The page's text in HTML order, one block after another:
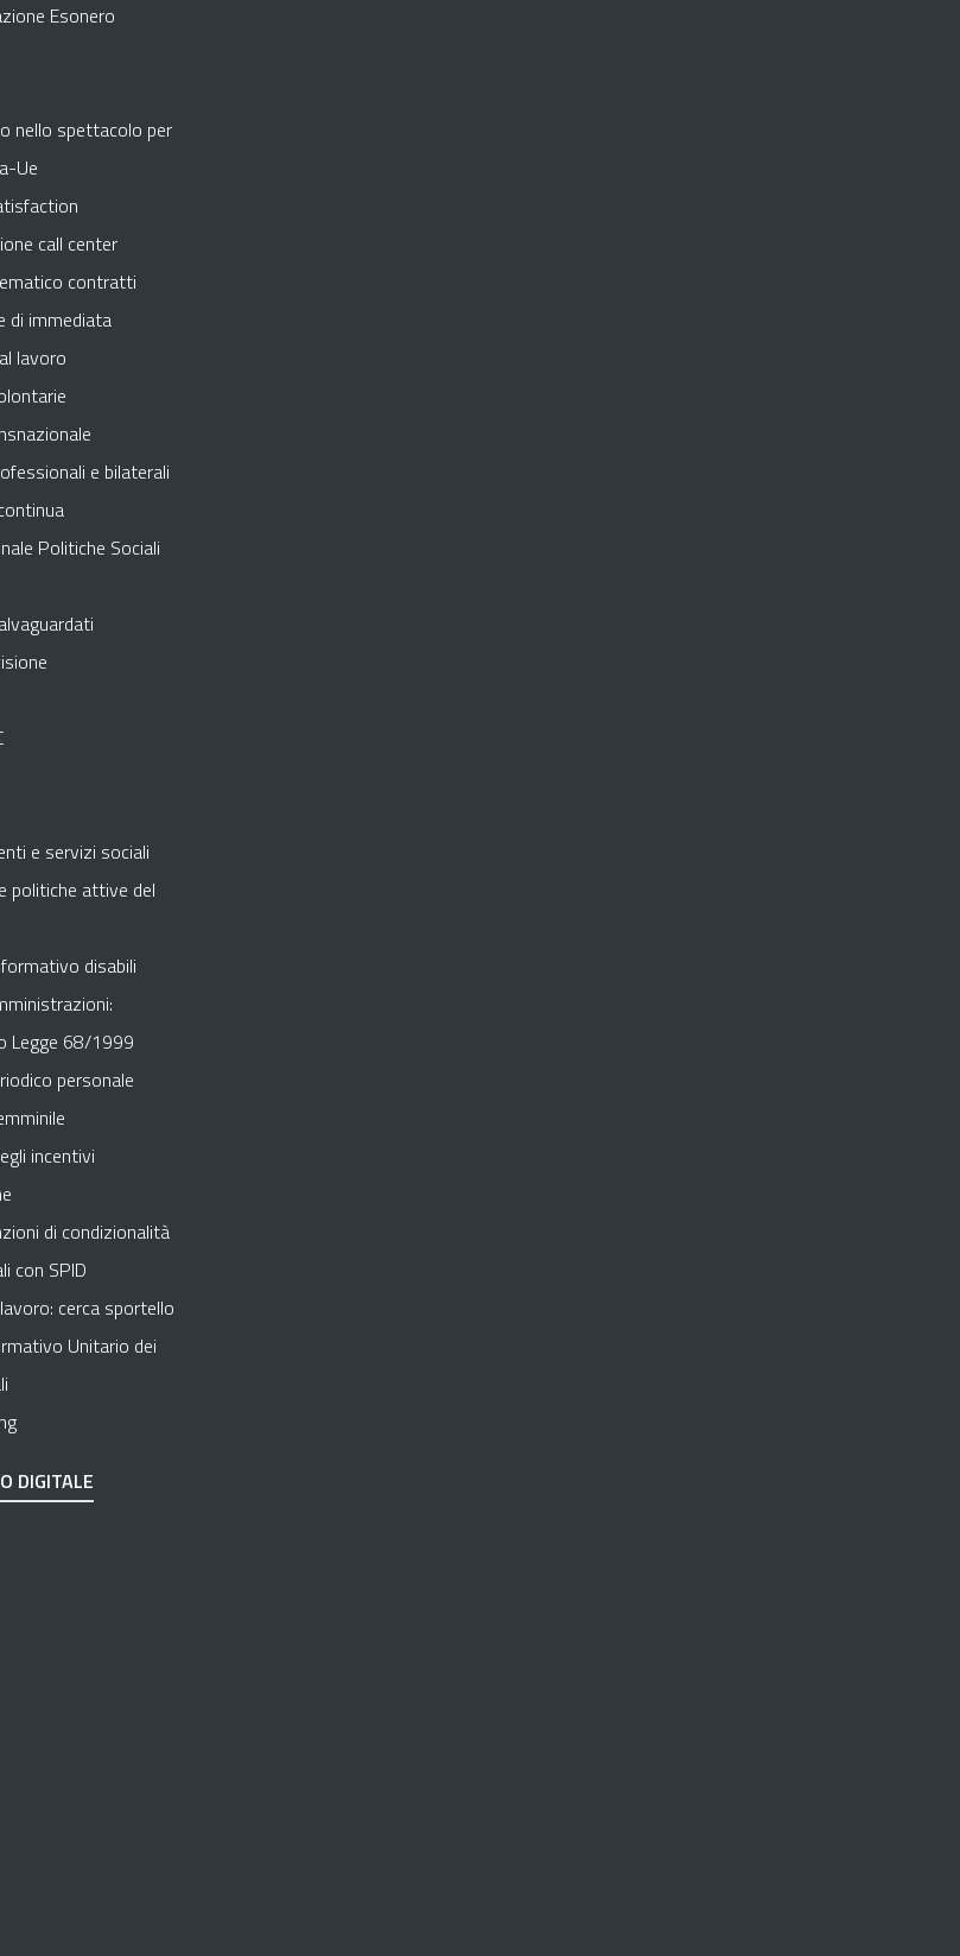
Esonero
nello spettacolo per
Ue
call center
contratti
di immediata
lavoro
e bilaterali
Politiche Sociali
e servizi sociali
politiche attive del
disabili
Legge 68/1999
personale
incentivi
di condizionalità
con SPID
cerca sportello
Unitario dei
DIGITALE